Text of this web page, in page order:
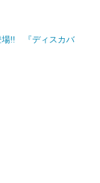
場!! 『ディスカバ